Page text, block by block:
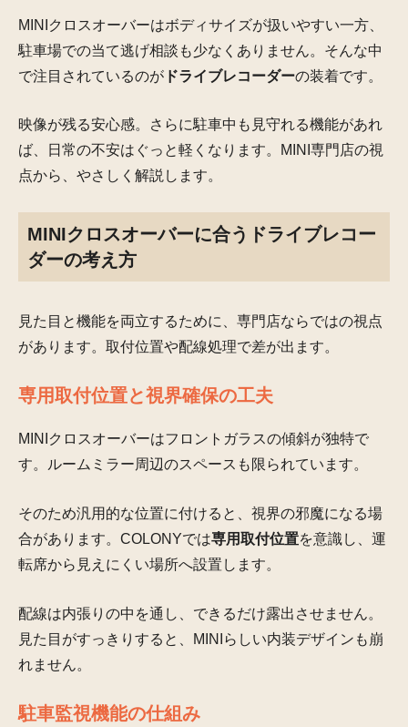
MINIクロスオーバーはボディサイズが扱いやすい一方、
駐車場での当て逃げ相談も少なくありません。そんな中
で注目されているのが ドライブレコーダーの装着です。
映像が残る安心感。さらに駐車中も見守れる機能があれ
ば、日常の不安はぐっと軽くなります。MINI専門店の視
点から、やさしく解説します。
MINIクロスオーバーに合うドライブレコー
ダーの考え方
見た目と機能を両立するために、専門店ならではの視点
があります。取付位置や配線処理で差が出ます。
専用取付位置と視界確保の工夫
MINIクロスオーバーはフロントガラスの傾斜が独特で
す。ルームミラー周辺のスペースも限られています。
そのため汎用的な位置に付けると、視界の邪魔になる場
合があります。COLONYでは専用取付位置を意識し、運
転席から見えにくい場所へ設置します。
配線は内張りの中を通し、できるだけ露出させません。
見た目がすっきりすると、MINIらしい内装デザインも崩
れません。
駐車監視機能の仕組み